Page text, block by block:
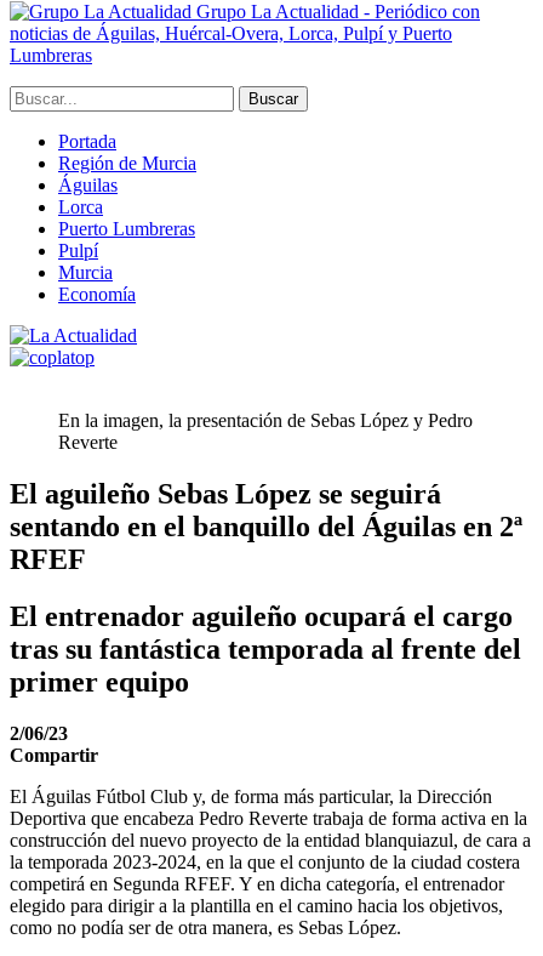
Grupo La Actualidad - Periódico con
noticias de Águilas, Huércal-Overa, Lorca, Pulpí y Puerto
Lumbreras
Portada
Región de Murcia
Águilas
Lorca
Puerto Lumbreras
Pulpí
Murcia
Economía
En la imagen, la presentación de Sebas López y Pedro
Reverte
El aguileño Sebas López se seguirá
sentando en el banquillo del Águilas en 2ª
RFEF
El entrenador aguileño ocupará el cargo
tras su fantástica temporada al frente del
primer equipo
2/06/23
Compartir
El Águilas Fútbol Club y, de forma más particular, la Dirección
Deportiva que encabeza Pedro Reverte trabaja de forma activa en la
construcción del nuevo proyecto de la entidad blanquiazul, de cara a
la temporada 2023-2024, en la que el conjunto de la ciudad costera
competirá en Segunda RFEF. Y en dicha categoría, el entrenador
elegido para dirigir a la plantilla en el camino hacia los objetivos,
como no podía ser de otra manera, es Sebas López.